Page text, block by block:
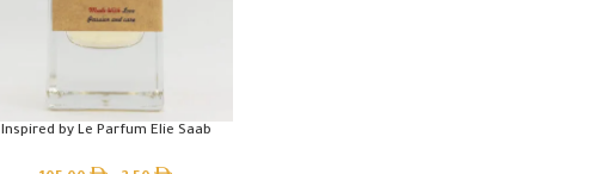
Inspired by Le Parfum Elie Saab